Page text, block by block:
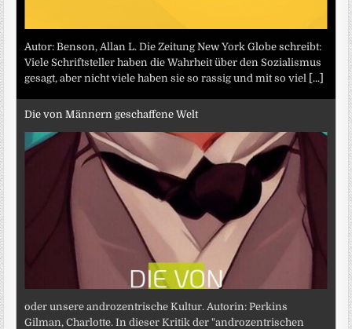
Autor: Benson, Allan L. Die Zeitung New York Globe schreibt:
Viele Schriftsteller haben die Wahrheit über den Sozialismus
gesagt, aber nicht viele haben sie so rassig und mit so viel
[...]
Die von Männern geschaffene Welt
oder unsere androzentrische Kultur. Autorin: Perkins
Gilman, Charlotte. In dieser Kritik der "androzentrischen